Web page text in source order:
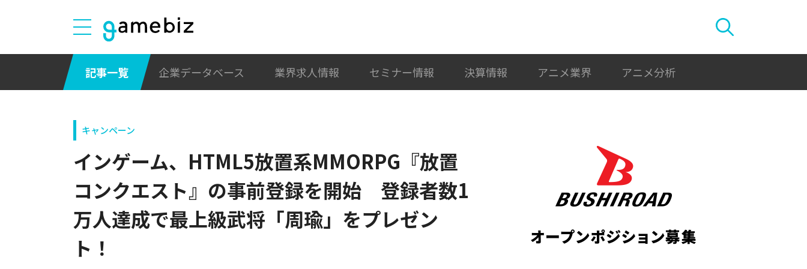
記事一覧 企業データベース 業界求人情報 セミナー情報 決算情報 アニメ業界 アニメ分析
キャンペーン
インゲーム、HTML5放置系MMORPG『放置
コンクエスト』の事前登録を開始 登録者数1
万人達成で最上級武将「周瑜」をプレゼン
ト！